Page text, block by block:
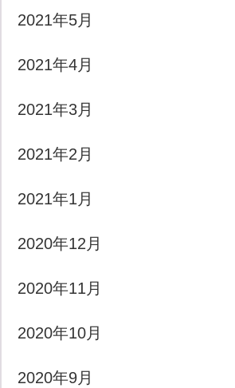
2021年5月
2021年4月
2021年3月
2021年2月
2021年1月
2020年12月
2020年11月
2020年10月
2020年9月